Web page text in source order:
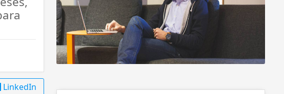
LinkedIn